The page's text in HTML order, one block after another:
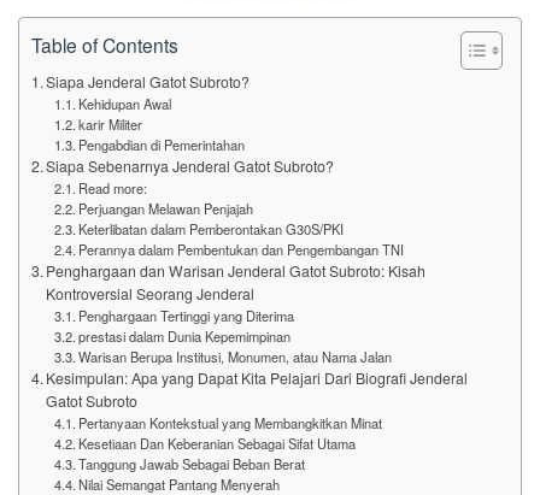
Table of Contents
Siapa Jenderal Gatot Subroto?
Kehidupan Awal
karir Militer
Pengabdian di Pemerintahan
Siapa Sebenarnya Jenderal Gatot Subroto?
Read more:
Perjuangan Melawan Penjajah
Keterlibatan dalam Pemberontakan G30S/PKI
Perannya dalam Pembentukan dan Pengembangan TNI
Penghargaan dan Warisan Jenderal Gatot Subroto: Kisah
Kontroversial Seorang Jenderal
Penghargaan Tertinggi yang Diterima
prestasi dalam Dunia Kepemimpinan
Warisan Berupa Institusi, Monumen, atau Nama Jalan
Kesimpulan: Apa yang Dapat Kita Pelajari Dari Biografi Jenderal
Gatot Subroto
Pertanyaan Kontekstual yang Membangkitkan Minat
Kesetiaan Dan Keberanian Sebagai Sifat Utama
Tanggung Jawab Sebagai Beban Berat
Nilai Semangat Pantang Menyerah